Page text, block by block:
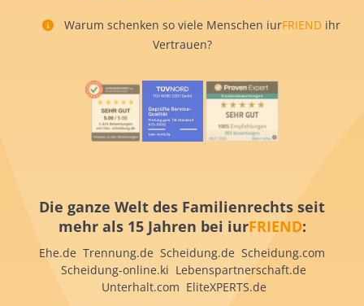
Warum schenken so viele Menschen iurFRIEND ihr
Vertrauen?
Die ganze Welt des Familienrechts seit
mehr als 15 Jahren bei iurFRIEND:
Ehe.de Trennung.de Scheidung.de Scheidung.com
Scheidung-online.ki Lebenspartnerschaft.de
Unterhalt.com EliteXPERTS.de